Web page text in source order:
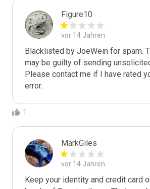
Figure10
vor 14 Jahren
Blacklisted by JoeWein for spam.
may be guilty of sending
Please contact me if I have rated
error.
1
MarkGiles
vor 14 Jahren
Keep your identity and credit card